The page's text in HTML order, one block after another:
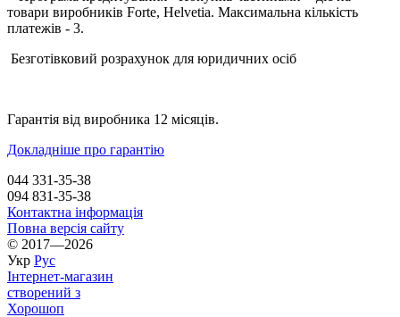
товари виробників Forte, Helvetia. Максимальна кількість
платежів - 3.
Безготівковий розрахунок для юридичних осіб
Гарантія від виробника 12 місяців.
Докладніше про гарантію
044 331-35-38
094 831-35-38
Контактна інформація
Повна версія сайту
© 2017—2026
Укр Рус
Інтернет-магазин
створений з
Хорошоп